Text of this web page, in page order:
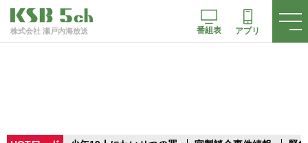
株式会社 瀬戸内海放送 番組表 アプリ